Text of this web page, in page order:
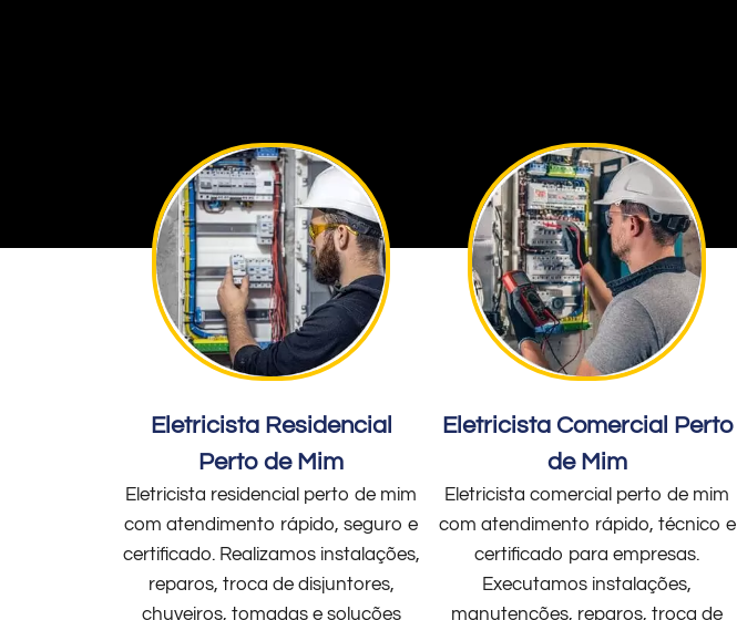
Eletricista Residencial
Perto de Mim
Eletricista residencial perto de mim
com atendimento rápido, seguro e
certificado. Realizamos instalações,
reparos, troca de disjuntores,
chuveiros, tomadas e soluções
Eletricista Comercial Perto
de Mim
Eletricista comercial perto de mim
com atendimento rápido, técnico e
certificado para empresas.
Executamos instalações,
manutenções, reparos, troca de